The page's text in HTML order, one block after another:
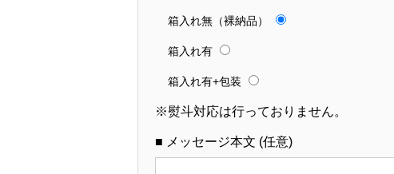
箱入れ無（裸納品）
箱入れ有
箱入れ有+包装
※熨斗対応は行っておりません。
■ メッセージ本文 (任意)